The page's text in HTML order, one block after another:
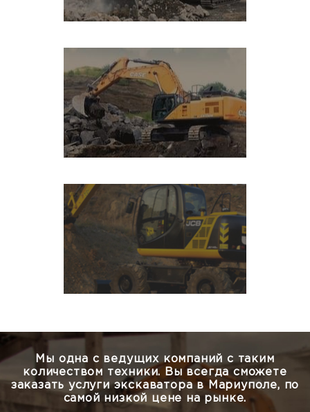
Мы одна с ведущих компаний с таким
количеством техники. Вы всегда сможете
заказать услуги экскаватора в Мариуполе, по
самой низкой цене на рынке.